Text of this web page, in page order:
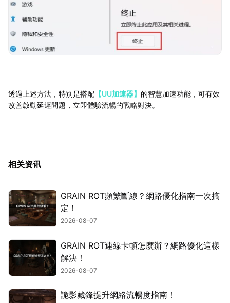
透過上述方法，特別是搭配 【UU加速器】 的智慧加速功能，可有效
改善啟動延遲問題，立即體驗流暢的戰略對決。
相关资讯
GRAIN ROT頻繁斷線？網路優化指南一次搞
定！
2026-08-07
GRAIN ROT連線卡頓怎麼辦？網路優化這樣
解決！
2026-08-07
詭影藏鋒提升網絡流暢度指南！